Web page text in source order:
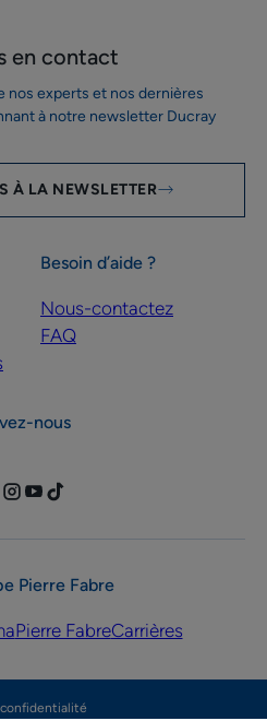
en contact
nos experts et nos dernières
à notre newsletter Ducray
À LA NEWSLETTER
Besoin d’aide ?
Nous-contactez
FAQ
nous
Pierre Fabre
Pierre FabreCarrières